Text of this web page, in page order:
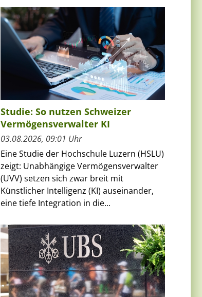
Studie: So nutzen Schweizer
Vermögensverwalter KI
03.08.2026, 09:01 Uhr
Eine Studie der Hochschule Luzern (HSLU)
zeigt: Unabhängige Vermögensverwalter
(UVV) setzen sich zwar breit mit
Künstlicher Intelligenz (KI) auseinander,
eine tiefe Integration in die...